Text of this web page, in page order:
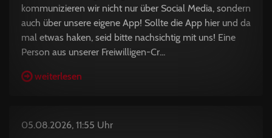
kommunizieren wir nicht nur über Social Media, sondern
auch über unsere eigene App! Sollte die App hier und da
mal etwas haken, seid bitte nachsichtig mit uns! Eine
Person aus unserer Freiwilligen-Cr...
weiterlesen
05.08.2026, 11:55 Uhr